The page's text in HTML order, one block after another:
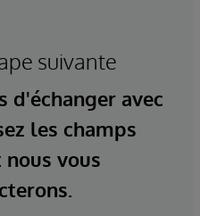
suivante
d'échanger avec
les champs
vous